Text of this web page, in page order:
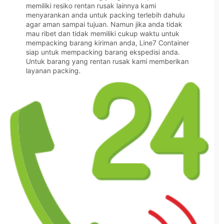
memiliki resiko rentan rusak lainnya kami
menyarankan anda untuk packing terlebih dahulu
agar aman sampai tujuan. Namun jika anda tidak
mau ribet dan tidak memiliki cukup waktu untuk
mempacking barang kiriman anda, Line7 Container
siap untuk mempacking barang ekspedisi anda.
Untuk barang yang rentan rusak kami memberikan
layanan packing.